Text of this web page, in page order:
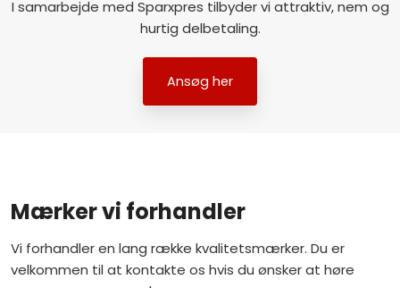
I samarbejde med Sparxpres tilbyder vi attraktiv, nem og
hurtig delbetaling.​​
Ansøg her​
​Mærker vi forhandler
​Vi forhandler en lang række kvalitetsmærker.​ Du er
velkommen til at kontakte os hvis du ønsker at høre